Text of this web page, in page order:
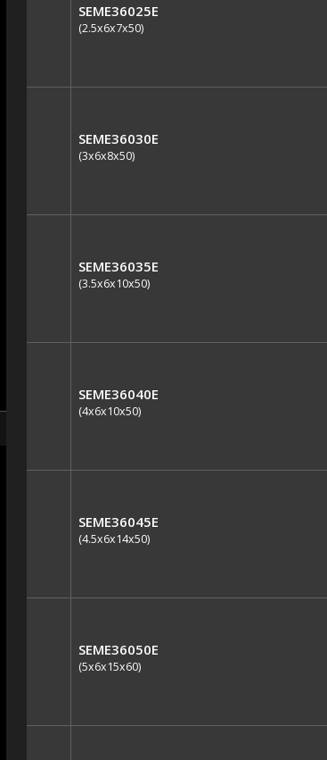
SEME36025E
(2.5x6x7x50)
SEME36030E
(3x6x8x50)
SEME36035E
(3.5x6x10x50)
SEME36040E
(4x6x10x50)
SEME36045E
(4.5x6x14x50)
SEME36050E
(5x6x15x60)